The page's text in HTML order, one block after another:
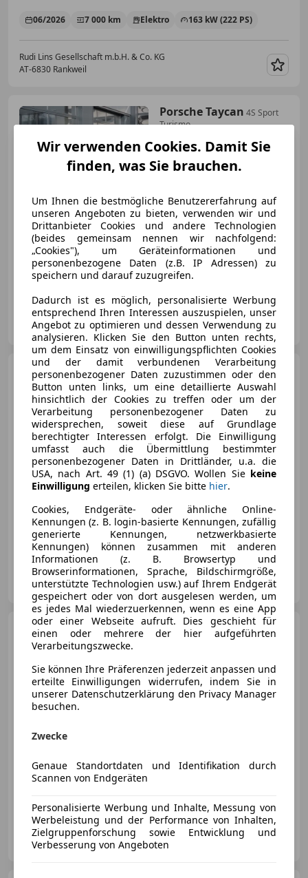
06/2026 7 000 km Elektro 163 kW (222 PS)
Rudi Lins Gesellschaft m.b.H. & Co. KG
AT-6830 Rankweil
Porsche Taycan 4S Sport
Turismo
€ 74 900
01/2023 32 500 km Elektro
Autohaus Rudi Lins GmbH & Co KG
AT-6850 Dornbirn
Porsche Taycan4S Cross
Turismo
€ 71 900
01/2023 46 000 km Elektro 140 kW (190 PS)
Rudi Lins Gesellschaft m.b.H. & Co. KG
AT-6830 Rankweil
Porsche Taycan4S Sport
Turismo 4S Cross
Privat
AT-6130 Schwaz
Wir verwenden Cookies. Damit Sie
finden, was Sie brauchen.
Um Ihnen die bestmögliche Benutzererfahrung auf
unseren Angeboten zu bieten, verwenden wir und
Drittanbieter Cookies und andere Technologien
(beides gemeinsam nennen wir nachfolgend:
„Cookies"), um Geräteinformationen und
personenbezogene Daten (z.B. IP Adressen) zu
speichern und darauf zuzugreifen.
Dadurch ist es möglich, personalisierte Werbung
entsprechend Ihren Interessen auszuspielen, unser
Angebot zu optimieren und dessen Verwendung zu
analysieren. Klicken Sie den Button unten rechts,
um dem Einsatz von einwilligungspflichten Cookies
und der damit verbundenen Verarbeitung
personenbezogener Daten zuzustimmen oder den
Button unten links, um eine detaillierte Auswahl
hinsichtlich der Cookies zu treffen oder um der
Verarbeitung personenbezogener Daten zu
widersprechen, soweit diese auf Grundlage
berechtigter Interessen erfolgt. Die Einwilligung
umfasst auch die Übermittlung bestimmter
personenbezogener Daten in Drittländer, u.a. die
USA, nach Art. 49 (1) (a) DSGVO. Wollen Sie keine
Einwilligung erteilen, klicken Sie bitte hier.
Cookies, Endgeräte- oder ähnliche Online-
Kennungen (z. B. login-basierte Kennungen, zufällig
generierte Kennungen, netzwerkbasierte
Kennungen) können zusammen mit anderen
Informationen (z. B. Browsertyp und
Browserinformationen, Sprache, Bildschirmgröße,
unterstützte Technologien usw.) auf Ihrem Endgerät
gespeichert oder von dort ausgelesen werden, um
es jedes Mal wiederzuerkennen, wenn es eine App
oder einer Webseite aufruft. Dies geschieht für
einen oder mehrere der hier aufgeführten
Verarbeitungszwecke.
Sie können Ihre Präferenzen jederzeit anpassen und
erteilte Einwilligungen widerrufen, indem Sie in
unserer Datenschutzerklärung den Privacy Manager
besuchen.
Zwecke
Genaue Standortdaten und Identifikation durch
Scannen von Endgeräten
Personalisierte Werbung und Inhalte, Messung von
Werbeleistung und der Performance von Inhalten,
Zielgruppenforschung sowie Entwicklung und
Verbesserung von Angeboten